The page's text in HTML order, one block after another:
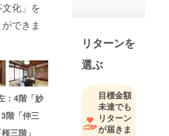
化」を
できま
：4階「妙
階「仲三
三階」
リターンを
選ぶ
目標金額
未達でも
リターン
が届きま